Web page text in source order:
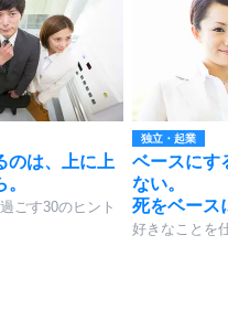
のは、上に上
ごす30のヒント
独立・起業
ベースにす
ない。
死をベース
好きなことを